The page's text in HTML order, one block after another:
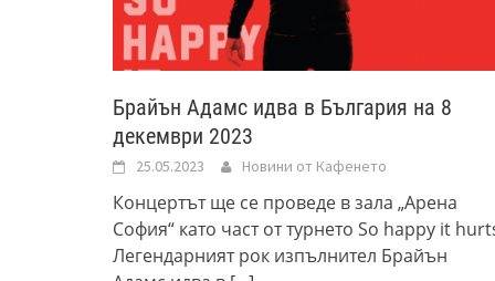
Брайън Адамс идва в България на 8
декември 2023
25.05.2023 Новини от Кафенето
Концертът ще се проведе в зала „Арена
София“ като част от турнето So happy it
Легендарният рок изпълнител Брайън